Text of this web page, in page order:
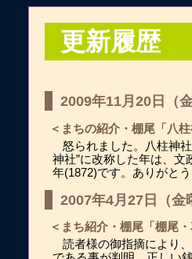
更新履歴
2009年11月20日（
＜まちの紹介・棚尾「八
怒られました。八柱神
神社”に改称した年は、文
年(1872)です。ありがと
2007年4月27日（金
＜まち紹介・棚尾「棚尾
読者様の御指摘により